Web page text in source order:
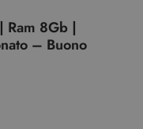
8Gb |
– Buono